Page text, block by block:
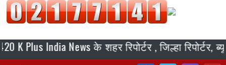
India News के शहर रिपोर्टर , जिल्हा रिपोर्टर,